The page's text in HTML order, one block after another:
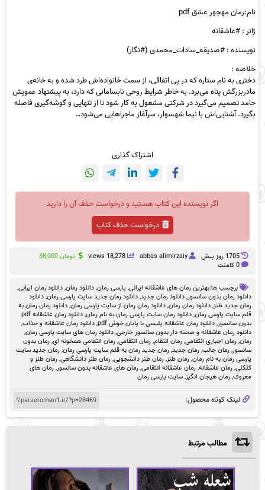
نام:رمان مهجور عشق pdf
ژانر : #عاشقانه
نویسنده : #صدیقه_سادات_محمدی (#نگار)
خلاصه :
دختری به نام ستاره که در پی اتفاقی، از سمت خانواده‌اش طرد شده و به خانه‌ی
مادربزرگش پناه می‌برد. به خاطر شرایط روحی نابسامانی که دارد، به پیشنهاد عمویش
حامد تصمیم می‌گیرد در شرکتی مشغول به کار شود تا از تنهایی و گوشه‌گیری فاصله
بگیرد. آشنایی‌اش با نیما شهسوار، سرآغاز ماجراهایی می‌شود…
اشتراک گذاری
اگر نویسنده این کتاب هستید و درخواست حذف آن را دارید
درخواست حذف کتاب
1705 روز پيش abbas alimirzaiy
18,278 views تومان38,000
0 کامنت
برچسب ها:بهترین رمان های عاشقانه ایرانی, پارسی رمان,دانلود رمان,دانلود رمان ایرانی,
دانلود رمان بدون سانسور,دانلود رمان جدید,دانلود رمان جدید سایت پارسی رمان,دانلود
رمان جدید طنز,دانلود رمان رمان,دانلود رمان رمان از سایت پارسی رمان,دانلود رمان رمان به
قلم سایت پارسی رمان,دانلود رمان سایت پارسی رمان به نام رمان,
دانلود رمان عاشقانه pdf
بدون سانسور,دانلود رمان عاشقانه پلیسی با پایان خوش pdf ,دانلود رمان عاشقانه و جذاب,
دانلود رمان عاشقانه و صحنه دار بدون سانسور خارجی,دانلود رمان های سایت پارسی رمان,
رمان,رمان اجباری انتقامی,رمان انتقام,رمان انتقامی,رمان انتقامی همخونه ای,رمان بدون
سانسور,رمان جالب,رمان جدید,رمان جدید رمان به قلم سایت پارسی رمان,رمان جدید سایت
پارسی رمان به نام رمان,رمان طنز,رمان طنز دانشجویی,رمان طنز دانشگاهی,رمان طنز و
کلکلی,رمان عاشقانه,رمان عاشقانه انتقامی,رمان های عاشقانه بدون سانسور,رمان های
معروف,رمان هیجان انگیز,سایت پارسی رمان
لینک کوتاه محصول:
مطالب مرتبط